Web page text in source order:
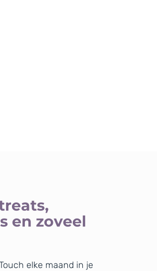
en zoveel
elke maand in je